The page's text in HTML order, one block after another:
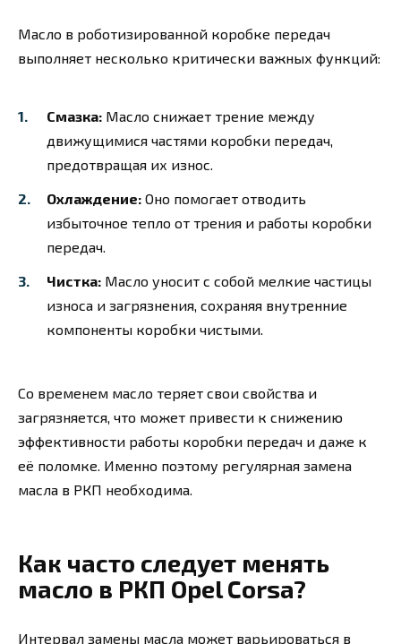
Масло в роботизированной коробке передач
выполняет несколько критически важных функций:
Смазка: Масло снижает трение между
движущимися частями коробки передач,
предотвращая их износ.
Охлаждение: Оно помогает отводить
избыточное тепло от трения и работы коробки
передач.
Чистка: Масло уносит с собой мелкие частицы
износа и загрязнения, сохраняя внутренние
компоненты коробки чистыми.
Со временем масло теряет свои свойства и
загрязняется, что может привести к снижению
эффективности работы коробки передач и даже к
её поломке. Именно поэтому регулярная замена
масла в РКП необходима.
Как часто следует менять
масло в РКП Opel Corsa?
Интервал замены масла может варьироваться в